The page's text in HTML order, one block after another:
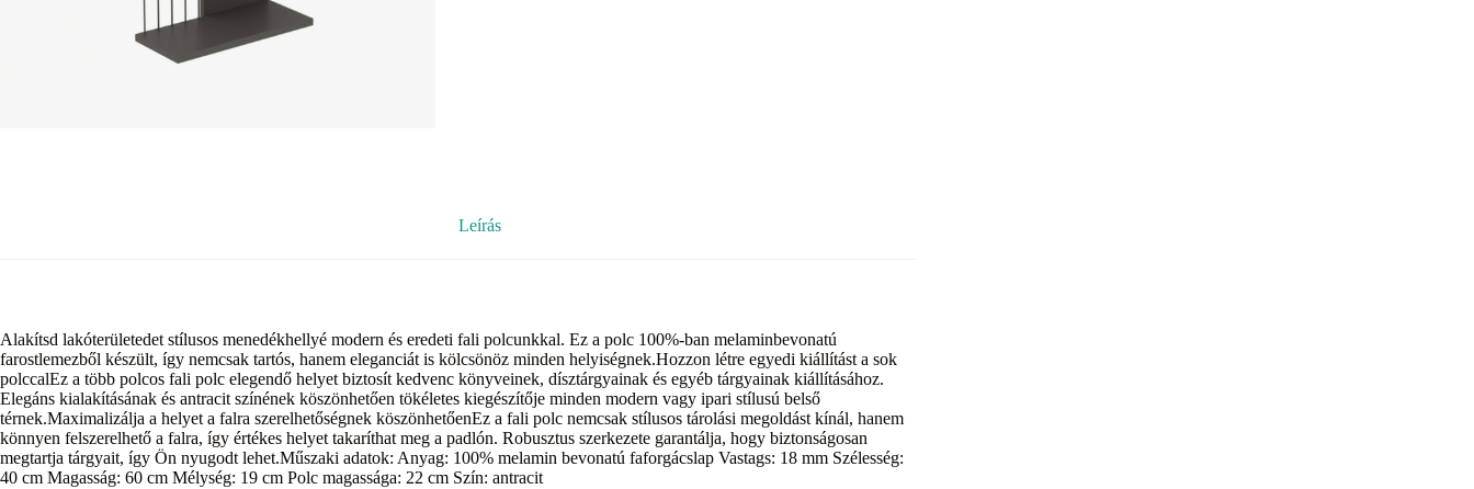
Leírás
Alakítsd lakóterületedet stílusos menedékhellyé modern és eredeti fali polcunkkal. Ez a polc 100%-ban melaminbevonatú
farostlemezből készült, így nemcsak tartós, hanem eleganciát is kölcsönöz minden helyiségnek.Hozzon létre egyedi kiállítást a sok
polccalEz a több polcos fali polc elegendő helyet biztosít kedvenc könyveinek, dísztárgyainak és egyéb tárgyainak kiállításához.
Elegáns kialakításának és antracit színének köszönhetően tökéletes kiegészítője minden modern vagy ipari stílusú belső
térnek.Maximalizálja a helyet a falra szerelhetőségnek köszönhetőenEz a fali polc nemcsak stílusos tárolási megoldást kínál, hanem
könnyen felszerelhető a falra, így értékes helyet takaríthat meg a padlón. Robusztus szerkezete garantálja, hogy biztonságosan
megtartja tárgyait, így Ön nyugodt lehet.Műszaki adatok: Anyag: 100% melamin bevonatú faforgácslap Vastags: 18 mm Szélesség:
40 cm Magasság: 60 cm Mélység: 19 cm Polc magassága: 22 cm Szín: antracit